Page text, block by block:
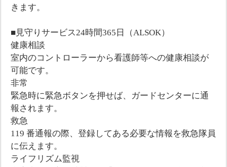
きます。
■見守りサービス24時間365日（ALSOK）
健康相談
室内のコントローラーから看護師等への健康相談が
可能です。
非常
緊急時に緊急ボタンを押せば、ガードセンターに通
報されます。
救急
119 番通報の際、登録してある必要な情報を救急隊員
に伝えます。
ライフリズム監視